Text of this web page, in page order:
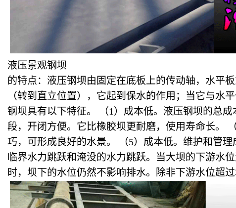
液压景观钢坝
的特点：液压钢坝由固定在底板上的传动轴，水平
（转到直立位置），它起到保水的作用；当它与水
钢坝具有以下特征。 （1）成本低。液压钢坝的总
段，开闭方便。它比橡胶坝更耐磨，使用寿命长。
巧，可形成良好的水景。 （5）成本低。维护和管
临界水力跳跃和淹没的水力跳跃。当大坝的下游水
时，坝下的水位仍然不影响排水。除非下游水位超